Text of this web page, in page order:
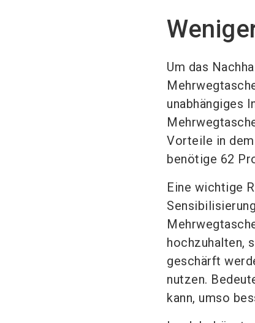
Um das
unabhängiges
Vorteile in
benötige 62
Eine wichtige
hochzuhalten,
geschärft
nutzen.
kann, umso